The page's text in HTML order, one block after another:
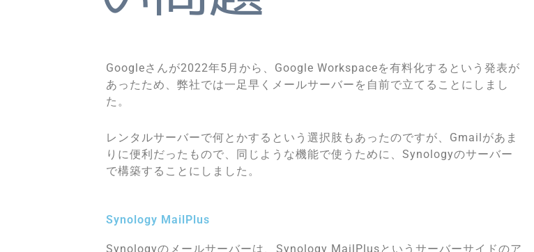
Googleさんが2022年5月から、Google Workspaceを有料化するという発表が
あったため、弊社では一足早くメールサーバーを自前で立てることにしまし
た。
レンタルサーバーで何とかするという選択肢もあったのですが、Gmailがあま
りに便利だったもので、同じような機能で使うために、Synologyのサーバー
で構築することにしました。
Synology MailPlus
Synologyのメールサーバーは、Synology MailPlusというサーバーサイドのア